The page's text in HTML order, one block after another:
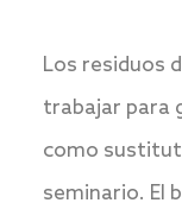
Los residuos
trabajar para
como
seminario. El